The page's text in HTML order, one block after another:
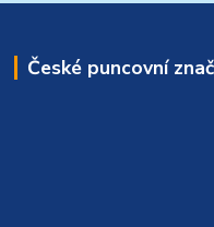
České puncovní